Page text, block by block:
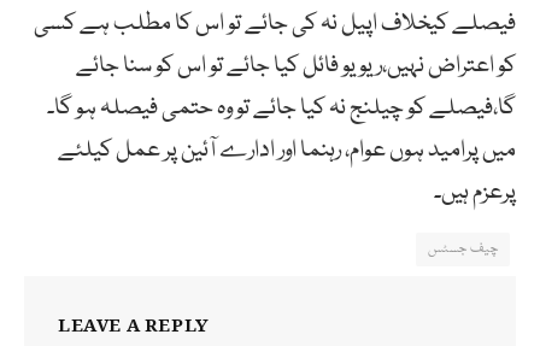
فیصلے کیخلاف اپیل نہ کی جائے تو اس کا مطلب ہے کسی
کو اعتراض نہیں،ریویو فائل کیا جائے تو اس کو سنا جائے
گا،فیصلے کو چیلنج نہ کیا جائے تو وہ حتمی فیصلہ ہو گا۔
میں پرامید ہوں عوام، رہنما اور ادارے آئین پر عمل کیلئے
پرعزم ہیں۔
چیف جسٹس
LEAVE A REPLY